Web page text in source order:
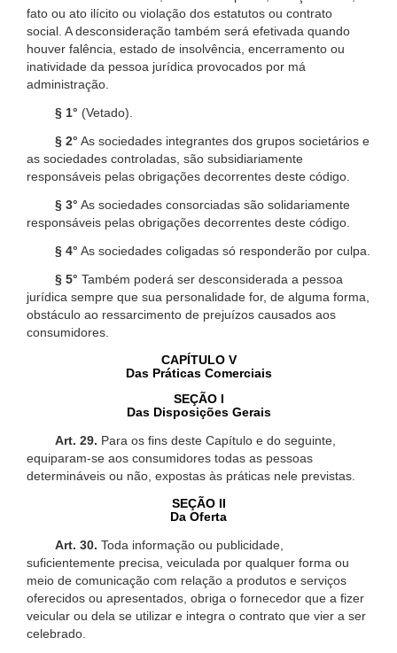
fato ou ato ilícito ou violação dos estatutos ou contrato
social. A desconsideração também será efetivada quando
houver falência, estado de insolvência, encerramento ou
inatividade da pessoa jurídica provocados por má
administração.
§ 1° (Vetado).
§ 2° As sociedades integrantes dos grupos societários e
as sociedades controladas, são subsidiariamente
responsáveis pelas obrigações decorrentes deste código.
§ 3° As sociedades consorciadas são solidariamente
responsáveis pelas obrigações decorrentes deste código.
§ 4° As sociedades coligadas só responderão por culpa.
§ 5° Também poderá ser desconsiderada a pessoa
jurídica sempre que sua personalidade for, de alguma forma,
obstáculo ao ressarcimento de prejuízos causados aos
consumidores.
CAPÍTULO V
Das Práticas Comerciais
SEÇÃO I
Das Disposições Gerais
Art. 29. Para os fins deste Capítulo e do seguinte,
equiparam-se aos consumidores todas as pessoas
determináveis ou não, expostas às práticas nele previstas.
SEÇÃO II
Da Oferta
Art. 30. Toda informação ou publicidade,
suficientemente precisa, veiculada por qualquer forma ou
meio de comunicação com relação a produtos e serviços
oferecidos ou apresentados, obriga o fornecedor que a fizer
veicular ou dela se utilizar e integra o contrato que vier a ser
celebrado.